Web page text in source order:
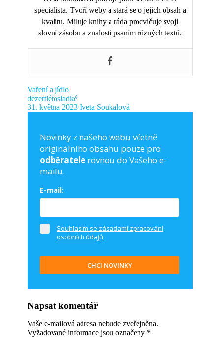
specialista. Tvoří weby a stará se o jejich obsah a
kvalitu. Miluje knihy a ráda procvičuje svoji
slovní zásobu a znalosti psaním různých textů.
Vaření a jídlo
dezertlétosladké
31. května 2023 Iveta Soukalová
Novinky z našeho webu včetně
originálního obsahu pouze pro
odběratele rovnou do Vašeho e-
mailu.
E-mail:
Souhlasím se zásadami zpracování
osobních údajů
CHCI NOVINKY
Napsat komentář
Vaše e-mailová adresa nebude zveřejněna.
Vyžadované informace jsou označeny *